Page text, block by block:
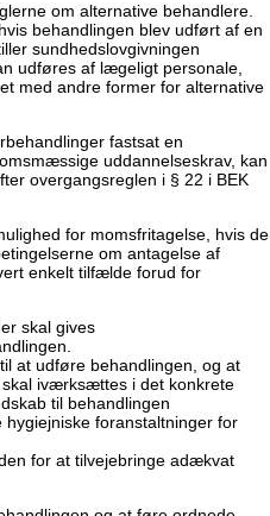
om alternative behandlere.
behandlingen blev udført af en
sundhedslovgivningen
udføres af lægeligt personale,
med andre former for alternative
fastsat en
uddannelseskrav, kan
overgangsreglen i § 22 i BEK
for momsfritagelse, hvis de
om antagelse af
enkelt tilfælde forud for
skal gives
at udføre behandlingen, og at
iværksættes i det konkrete
til behandlingen
foranstaltninger for
for at tilvejebringe adækvat